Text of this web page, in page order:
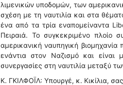
λιμενικών υποδομών, των
σχέση με τη ναυτιλία και στα
ένα από τα τρία εναπομείναντα
Πειραιά. Το συγκεκριμένο
αμερικανική ναυπηγική
ενάντια στον Ναζισμό και είναι
συνεργασίες στη ναυτιλία μεταξύ
Κ. ΓΚΙΛΦΟΪΛ: Υπουργέ, κ. Κικίλια,